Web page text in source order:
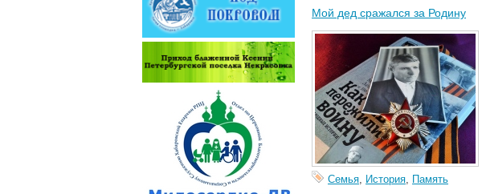
Мой дед сражался за Родину
Семья, История, Память